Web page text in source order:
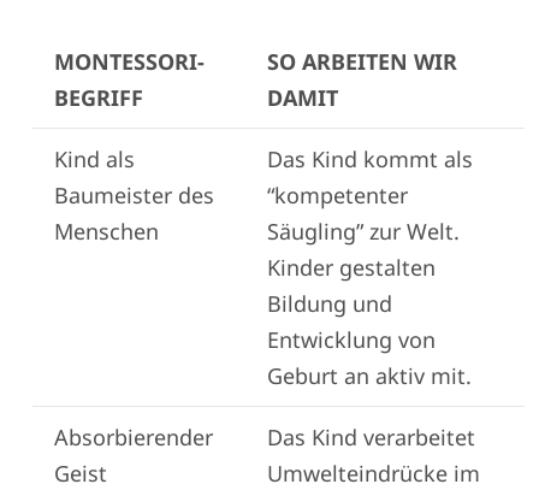
MONTESSORI-
BEGRIFF
SO ARBEITEN WIR
DAMIT
Kind als
Baumeister des
Menschen
Das Kind kommt als
“kompetenter
Säugling” zur Welt.
Kinder gestalten
Bildung und
Entwicklung von
Geburt an aktiv mit.
Absorbierender
Geist
Das Kind verarbeitet
Umwelteindrücke im